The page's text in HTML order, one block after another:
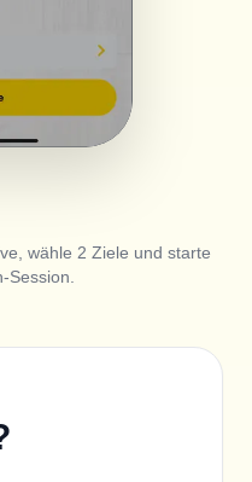
wähle 2 Ziele und starte
Session.